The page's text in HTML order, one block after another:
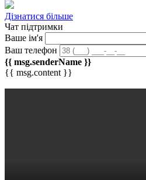
Дізнатися більше
Чат підтримки
Ваше ім'я
Ваш телефон
{{ msg.senderName }}
{{ msg.content }}